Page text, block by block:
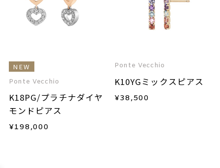
NEW
Ponte Vecchio
K18PG/プラチナダイヤ
モンドピアス
¥198,000
Ponte Vecchio
K10YGミックスピアス
¥38,500